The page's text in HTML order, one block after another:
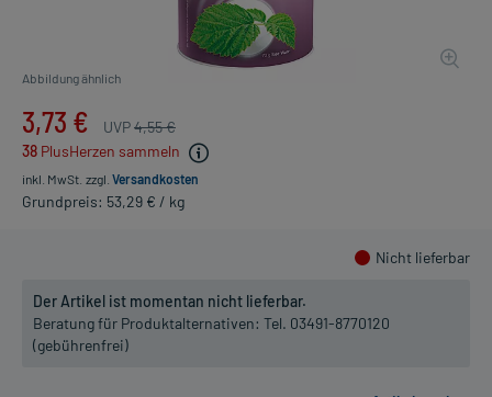
Abbildung ähnlich
3,73 € UVP4,55 €
38 PlusHerzen sammeln
inkl. MwSt. zzgl. Versandkosten
Grundpreis: 53,29 € / kg
Nicht lieferbar
Der Artikel ist momentan nicht lieferbar.
Beratung für Produktalternativen: Tel. 03491-8770120
(gebührenfrei)